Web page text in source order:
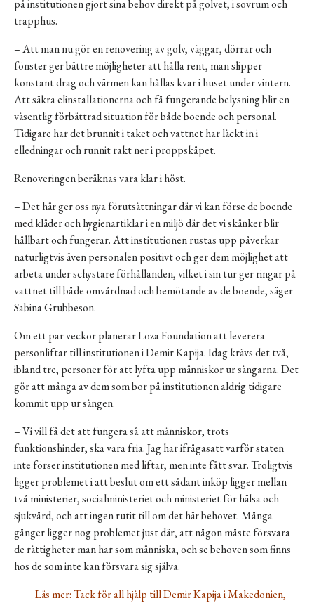
på institutionen gjort sina behov direkt på golvet, i sovrum och
trapphus.
– Att man nu gör en renovering av golv, väggar, dörrar och
fönster ger bättre möjligheter att hålla rent, man slipper
konstant drag och värmen kan hållas kvar i huset under vintern.
Att säkra elinstallationerna och få fungerande belysning blir en
väsentlig förbättrad situation för både boende och personal.
Tidigare har det brunnit i taket och vattnet har läckt in i
elledningar och runnit rakt ner i proppskåpet.
Renoveringen beräknas vara klar i höst.
– Det här ger oss nya förutsättningar där vi kan förse de boende
med kläder och hygienartiklar i en miljö där det vi skänker blir
hållbart och fungerar. Att institutionen rustas upp påverkar
naturligtvis även personalen positivt och ger dem möjlighet att
arbeta under schystare förhållanden, vilket i sin tur ger ringar på
vattnet till både omvårdnad och bemötande av de boende, säger
Sabina Grubbeson.
Om ett par veckor planerar Loza Foundation att leverera
personliftar till institutionen i Demir Kapija. Idag krävs det två,
ibland tre, personer för att lyfta upp människor ur sängarna. Det
gör att många av dem som bor på institutionen aldrig tidigare
kommit upp ur sängen.
– Vi vill få det att fungera så att människor, trots
funktionshinder, ska vara fria. Jag har ifrågasatt varför staten
inte förser institutionen med liftar, men inte fått svar. Troligtvis
ligger problemet i att beslut om ett sådant inköp ligger mellan
två ministerier, socialministeriet och ministeriet för hälsa och
sjukvård, och att ingen rutit till om det här behovet. Många
gånger ligger nog problemet just där, att någon måste försvara
de rättigheter man har som människa, och se behoven som finns
hos de som inte kan försvara sig själva.
Läs mer:Tack för all hjälp till Demir Kapija i Makedonien,